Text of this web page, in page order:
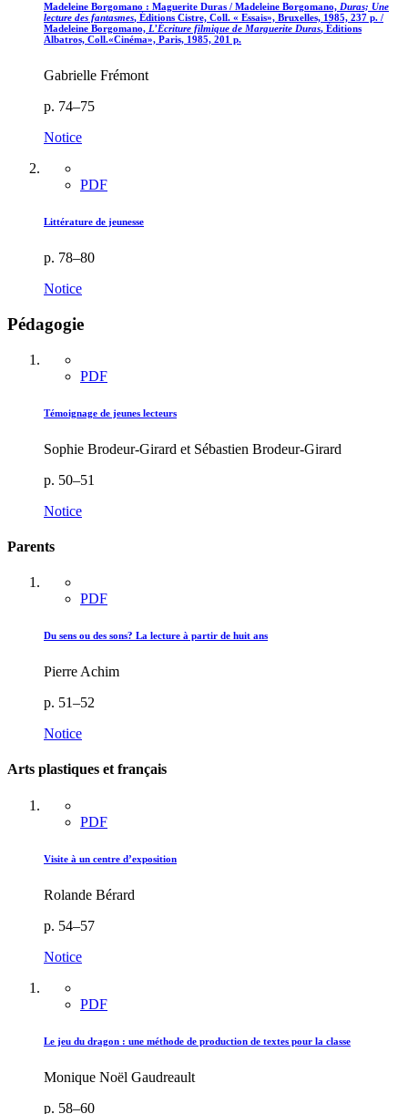
Madeleine Borgomano : Maguerite Duras / Madeleine Borgomano, Duras; Une
lecture des fantasmes, Éditions Cistre, Coll. « Essais», Bruxelles, 1985, 237 p. /
Madeleine Borgomano, L’Écriture filmique de Marguerite Duras, Éditions
Albatros, Coll.«Cinéma», Paris, 1985, 201 p.
Gabrielle Frémont
p. 74–75
Notice
PDF
Littérature de jeunesse
p. 78–80
Notice
Pédagogie
PDF
Témoignage de jeunes lecteurs
Sophie Brodeur-Girard et Sébastien Brodeur-Girard
p. 50–51
Notice
Parents
PDF
Du sens ou des sons? La lecture à partir de huit ans
Pierre Achim
p. 51–52
Notice
Arts plastiques et français
PDF
Visite à un centre d’exposition
Rolande Bérard
p. 54–57
Notice
PDF
Le jeu du dragon : une méthode de production de textes pour la classe
Monique Noël Gaudreault
p. 58–60